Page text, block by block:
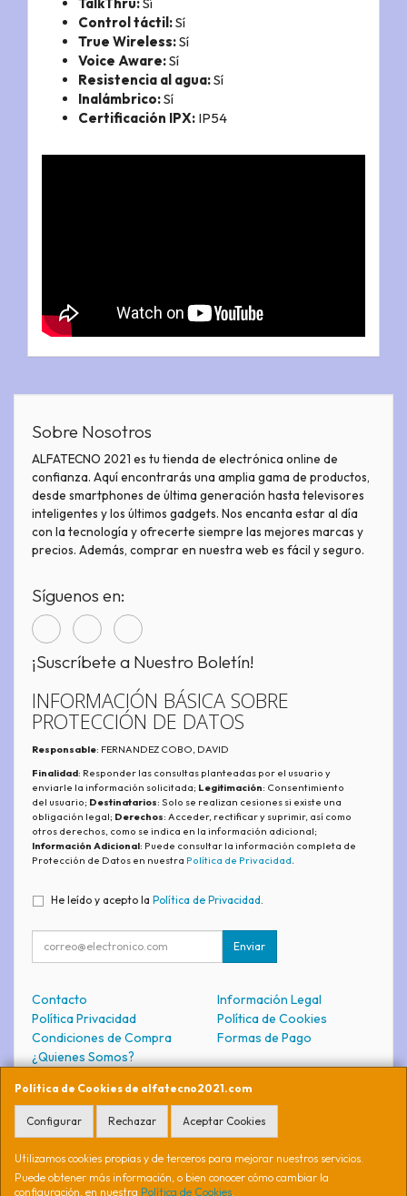
Control táctil:Sí
True Wireless:Sí
Voice Aware:Sí
Resistencia al agua:Sí
Inalámbrico:Sí
Certificación IPX: IP54
Política de Cookies de alfatecno2021.com
Configurar Rechazar Aceptar Cookies
Utilizamos cookies propias y de terceros para mejorar nuestros servicios.
Puede obtener más información, o bien conocer cómo cambiar la
configuración, en nuestra Política de Cookies.
Sobre Nosotros
ALFATECNO 2021 es tu tienda de electrónica online de
confianza. Aquí encontrarás una amplia gama de productos,
desde smartphones de última generación hasta televisores
inteligentes y los últimos gadgets. Nos encanta estar al día
con la tecnología y ofrecerte siempre las mejores marcas y
precios. Además, comprar en nuestra web es fácil y seguro.
Síguenos en:
¡Suscríbete a Nuestro Boletín!
INFORMACIÓN BÁSICA SOBRE
PROTECCIÓN DE DATOS
Responsable: FERNANDEZ COBO, DAVID
Finalidad: Responder las consultas planteadas por el usuario y
enviarle la información solicitada; Legitimación: Consentimiento
del usuario; Destinatarios: Solo se realizan cesiones si existe una
obligación legal; Derechos: Acceder, rectificar y suprimir, así como
otros derechos, como se indica en la información adicional;
Información Adicional: Puede consultar la información completa de
Protección de Datos en nuestra Política de Privacidad.
He leído y acepto la Política de Privacidad
Enviar
Contacto
Información Legal
Política Privacidad
Política de Cookies
Condiciones de Compra
Formas de Pago
¿Quienes Somos?
Contacto
soporte@alfatecno2021.com